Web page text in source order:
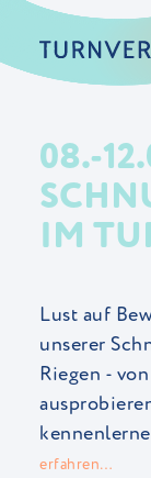
08.-
IM
Lust auf
unserer
Riegen -
erfahren…